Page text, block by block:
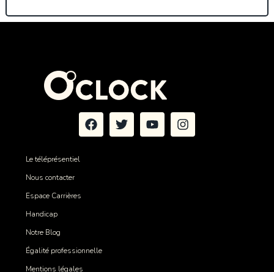
Le téléprésentiel
Nous contacter
Espace Carrières
Handicap
Notre Blog
Égalité professionnelle
Mentions légales